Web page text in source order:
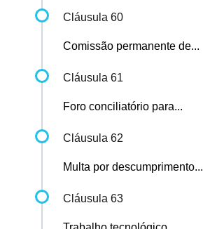
Cláusula 60
Comissão permanente de...
Cláusula 61
Foro conciliatório para...
Cláusula 62
Multa por descumprimento...
Cláusula 63